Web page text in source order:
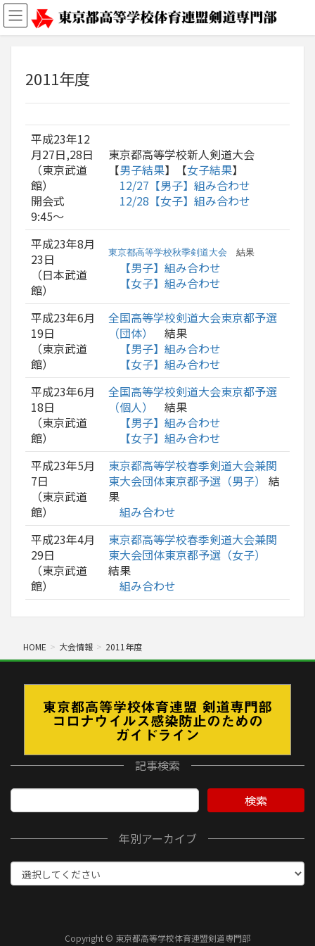
2011年度
平成23年12
月27日,28日
（東京武道
館）
開会式
9:45〜
東京都高等学校新人剣道大会
【男子結果】【女子結果】
12/27【男子】組み合わせ
12/28【女子】組み合わせ
平成23年8月
23日
（日本武道
館）
東京都高等学校秋季剣道大会 結果
【男子】組み合わせ
【女子】組み合わせ
平成23年6月
19日
（東京武道
館）
全国高等学校剣道大会東京都予選
（団体）
結果
【男子】組み合わせ
【女子】組み合わせ
平成23年6月
18日
（東京武道
館）
全国高等学校剣道大会東京都予選
（個人）
結果
【男子】組み合わせ
【女子】組み合わせ
平成23年5月
7日
（東京武道
館）
東京都高等学校春季剣道大会兼関
東大会団体東京都予選（男子）
結
果
組み合わせ
平成23年4月
29日
（東京武道
館）
東京都高等学校春季剣道大会兼関
東大会団体東京都予選（女子）
結果
組み合わせ
HOME 大会情報 2011年度
記事検索
検索
年別アーカイブ
Copyright © 東京都高等学校体育連盟剣道専門部